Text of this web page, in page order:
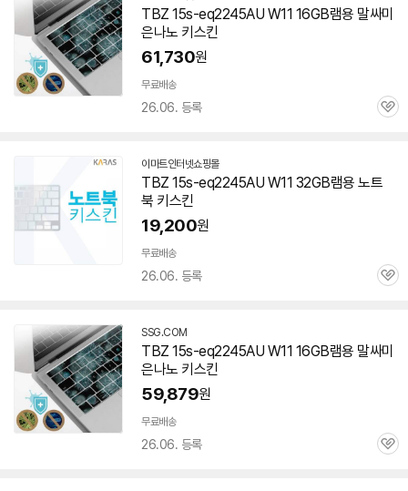
TBZ 15s-eq2245AU W11 16GB램용 말싸미
은나노 키스킨
61,730원
무료배송
26.06. 등록
관
이마트인터넷쇼핑몰
TBZ 15s-eq2245AU W11 32GB램용 노트
북 키스킨
19,200원
무료배송
26.06. 등록
관
SSG.COM
TBZ 15s-eq2245AU W11 16GB램용 말싸미
은나노 키스킨
59,879원
무료배송
26.06. 등록
관